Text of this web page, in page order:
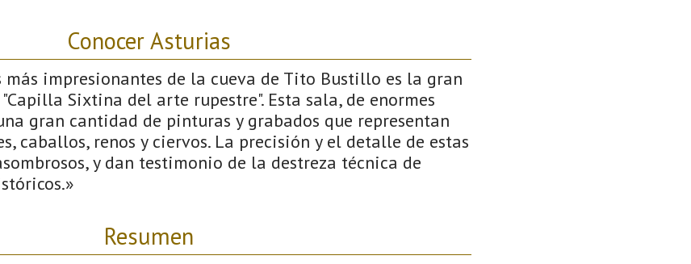
Conocer Asturias
más impresionantes de la cueva de Tito Bustillo es la gran
Sixtina del arte rupestre". Esta sala, de enormes
gran cantidad de pinturas y grabados que representan
caballos, renos y ciervos. La precisión y el detalle de estas
y dan testimonio de la destreza técnica de
Resumen